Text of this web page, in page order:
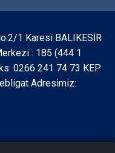
1 Karesi BALIKESİR
: 185 (444 1
0266 241 74 73 KEP
Adresimiz: